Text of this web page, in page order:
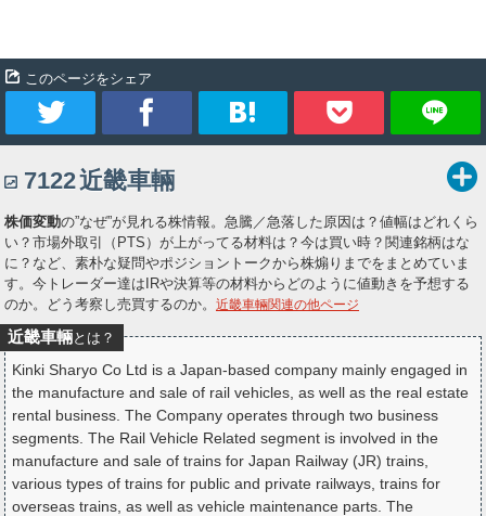
このページをシェア
イ
ー
ト
ア
ク
マ
ー
ク
Pocket
7122近畿車輛
株価変動の”なぜ”が見れる株情報。急騰／急落した原因は？値幅はどれくら
い？市場外取引（PTS）が上がってる材料は？今は買い時？関連銘柄はな
に？など、素朴な疑問やポジショントークから株煽りまでをまとめていま
す。今トレーダー達はIRや決算等の材料からどのように値動きを予想する
のか。どう考察し売買するのか。 近畿車輛関連の他ページ
近畿車輛とは？
Kinki Sharyo Co Ltd is a Japan-based company mainly engaged in
the manufacture and sale of rail vehicles, as well as the real estate
rental business. The Company operates through two business
segments. The Rail Vehicle Related segment is involved in the
manufacture and sale of trains for Japan Railway (JR) trains,
various types of trains for public and private railways, trains for
overseas trains, as well as vehicle maintenance parts. The